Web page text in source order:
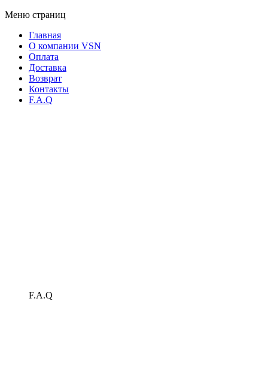
Меню страниц
Главная
О компании VSN
Оплата
Доставка
Возврат
Контакты
F.A.Q
F.A.Q